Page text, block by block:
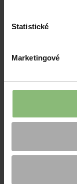
Statistické
Marketingové